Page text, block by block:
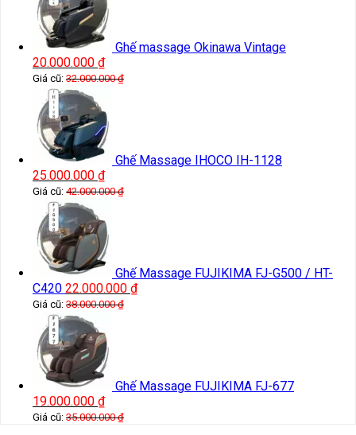
Ghế massage Okinawa Vintage
20.000.000 ₫
Giá cũ: 32.000.000₫
Ghế Massage IHOCO IH-1128
25.000.000 ₫
Giá cũ: 42.000.000₫
Ghế Massage FUJIKIMA FJ-G500 / HT-
C420 22.000.000 ₫
Giá cũ: 38.000.000₫
Ghế Massage FUJIKIMA FJ-677
19.000.000 ₫
Giá cũ: 35.000.000₫